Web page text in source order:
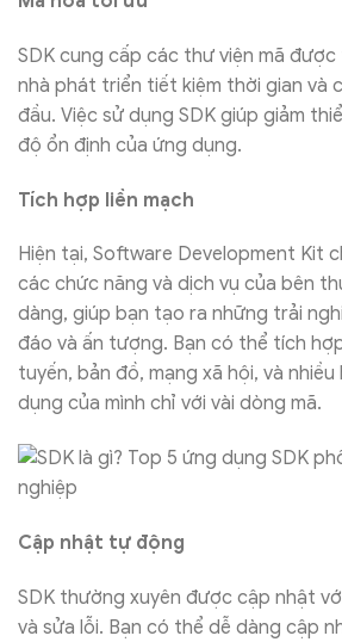
SDK cung cấp các thư viện mã
nhà phát triển tiết kiệm thời gian và
đầu. Việc sử dụng SDK giúp giảm
độ ổn định của ứng dụng.
Tích hợp liền mạch
Hiện tại, Software Development Kit
các chức năng và dịch vụ của bên
dàng, giúp bạn tạo ra những trải
đáo và ấn tượng. Bạn có thể tích
tuyến, bản đồ, mạng xã hội, và
dụng của mình chỉ với vài dòng mã.
Cập nhật tự động
SDK thường xuyên được cập nhật
và sửa lỗi. Bạn có thể dễ dàng cập